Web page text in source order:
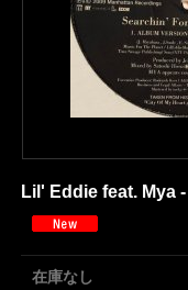
Lil' Eddie feat. Mya
在庫なし